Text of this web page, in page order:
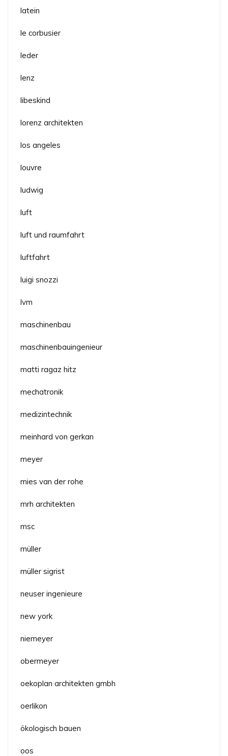
latein
le corbusier
leder
lenz
libeskind
lorenz architekten
los angeles
louvre
ludwig
luft
luft und raumfahrt
luftfahrt
luigi snozzi
lvm
maschinenbau
maschinenbauingenieur
matti ragaz hitz
mechatronik
medizintechnik
meinhard von gerkan
meyer
mies van der rohe
mrh architekten
msc
müller
müller sigrist
neuser ingenieure
new york
niemeyer
obermeyer
oekoplan architekten gmbh
oerlikon
ökologisch bauen
oos